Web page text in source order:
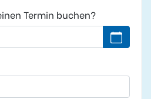
Termin buchen?
Kein